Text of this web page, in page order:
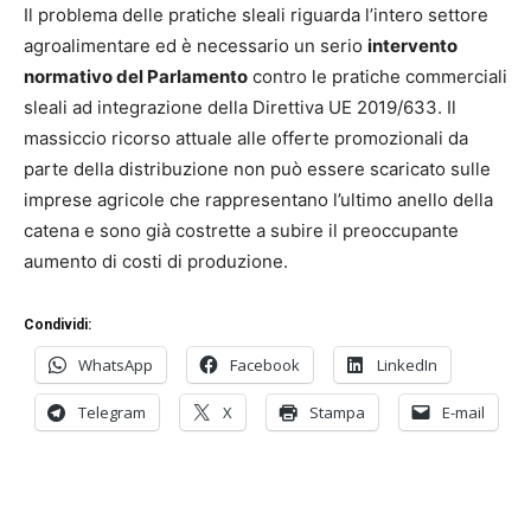
Il problema delle pratiche sleali riguarda l’intero settore
agroalimentare ed è necessario un serio intervento
normativo del Parlamento contro le pratiche commerciali
sleali ad integrazione della Direttiva UE 2019/633. Il
massiccio ricorso attuale alle offerte promozionali da
parte della distribuzione non può essere scaricato sulle
imprese agricole che rappresentano l’ultimo anello della
catena e sono già costrette a subire il preoccupante
aumento di costi di produzione.
Condividi:
WhatsApp Facebook LinkedIn
Telegram X Stampa E-mail